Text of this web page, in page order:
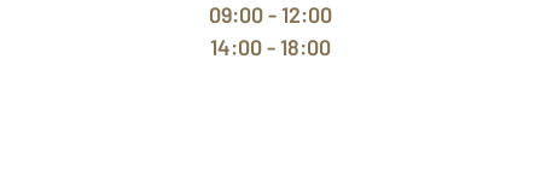
09:00 - 12:00
14:00 - 18:00